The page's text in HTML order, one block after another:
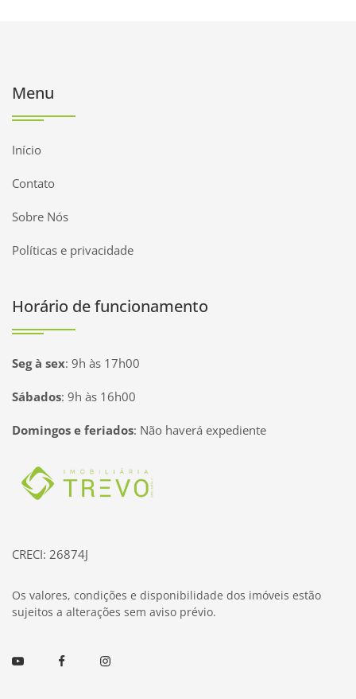
Menu
Início
Contato
Sobre Nós
Políticas e privacidade
Horário de funcionamento
Seg à sex: 9h às 17h00
Sábados: 9h às 16h00
Domingos e feriados: Não haverá expediente
Página inicial
CRECI: 26874J
Os valores, condições e disponibilidade dos imóveis estão
sujeitos a alterações sem aviso prévio.
Youtube FacebookInstagram